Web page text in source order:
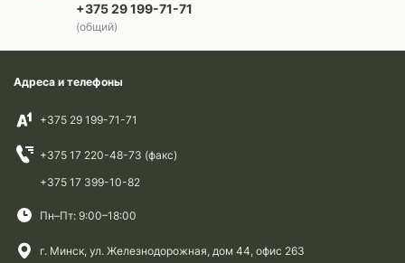
+375 29 199-71-71
(общий)
Адреса и телефоны
+375 29 199-71-71
+375 17 220-48-73 (факс)
+375 17 399-10-82
Пн–Пт: 9:00–18:00
г. Минск, ул. Железнодорожная, дом 44, офис 263